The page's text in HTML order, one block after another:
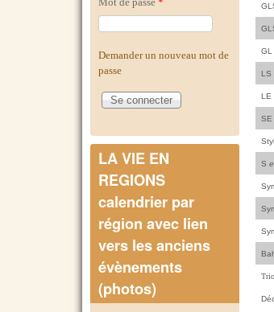
GL
LS
LE
SE
S
Demander un nouveau mot de
passe
LA VIE EN
REGIONS
calendrier par
région avec lien
vers les anciens
évènements
(photos)